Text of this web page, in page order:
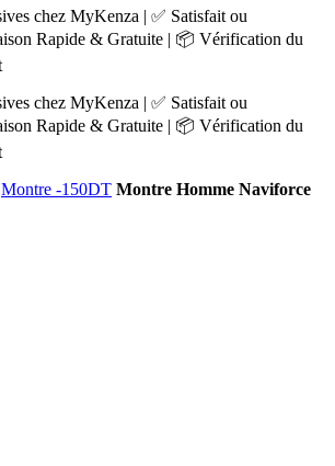
chez MyKenza | ✅ Satisfait ou
Rapide & Gratuite | 📦 Vérification du
chez MyKenza | ✅ Satisfait ou
Rapide & Gratuite | 📦 Vérification du
Montre -150DT Montre Homme Naviforce